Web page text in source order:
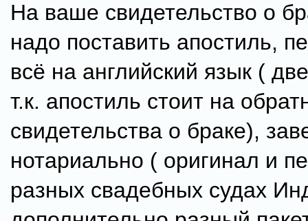
На ваше свидетельство о
надо поставить апостиль,
всё на английский язык (
т.к. апостиль стоит на
свидетельства о браке),
нотариально ( оригинал и
разных свадебных судах